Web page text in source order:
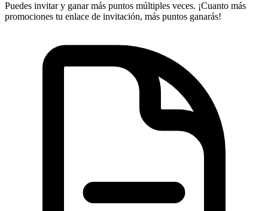
Puedes invitar y ganar más puntos múltiples veces. ¡Cuanto más
promociones tu enlace de invitación, más puntos ganarás!